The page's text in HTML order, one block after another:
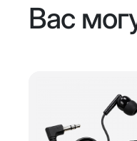
Вас